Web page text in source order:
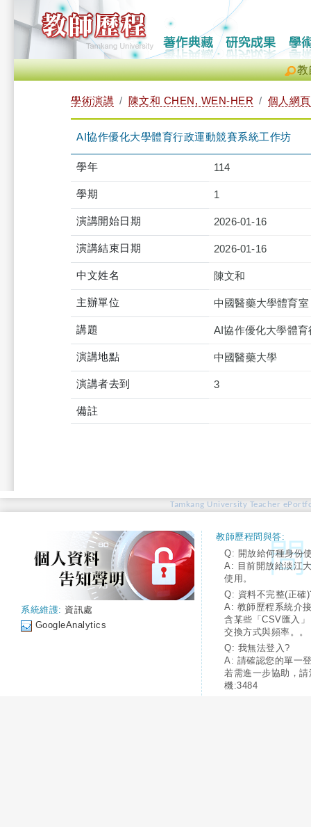
教
學術演講 陳文和 CHEN, WEN-HER 個人網頁
AI協作優化大學體育行政運動競賽系統工作坊
學年 114
學期 1
演講開始日期 2026-01-16
演講結束日期 2026-01-16
中文姓名 陳文和
主辦單位 中國醫藥大學體育室
講題 AI協作優化大學體
演講地點 中國醫藥大學
演講者去到 3
備註
Tamkang University Teacher
系統維護: 資訊處
GoogleAnalytics
教師歷程問與答:
Q: 開放給何種身份
A: 目前開放給淡江
使用。
Q: 資料不完整(正確
A: 教師歷程系統介
含某些「CSV匯入
交換方式與頻率。。
Q: 我無法登入?
A: 請確認您的單一
若需進一步協助，
機:3484